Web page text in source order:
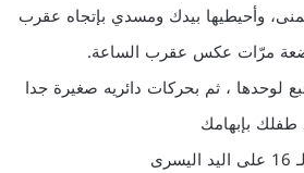
وأحيطيها بيدك ومسدي بإتجاه عقرب
مرّات عكس عقرب الساعة.
لوحدها ، ثم بحركات دائريه صغيرة جدا
بإبهامك